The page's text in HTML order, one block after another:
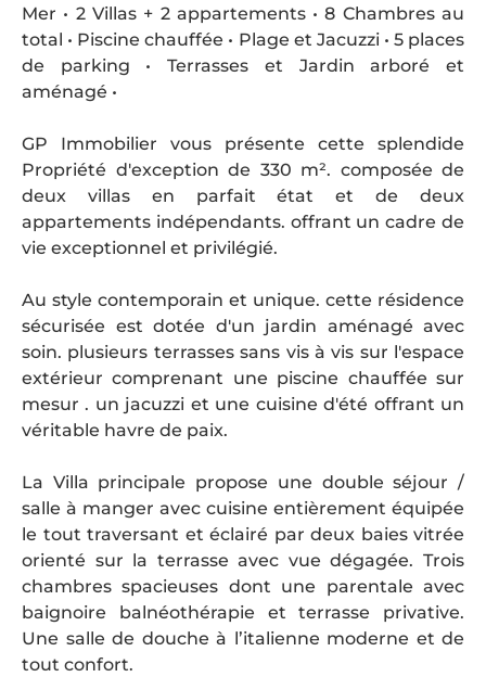
Mer • 2 Villas + 2 appartements • 8 Chambres au
total • Piscine chauffée • Plage et Jacuzzi • 5 places
de parking • Terrasses et Jardin arboré et
aménagé •
GP Immobilier vous présente cette splendide
Propriété d'exception de 330 m². composée de
deux villas en parfait état et de deux
appartements indépendants. offrant un cadre de
vie exceptionnel et privilégié.
Au style contemporain et unique. cette résidence
sécurisée est dotée d'un jardin aménagé avec
soin. plusieurs terrasses sans vis à vis sur l'espace
extérieur comprenant une piscine chauffée sur
mesur . un jacuzzi et une cuisine d'été offrant un
véritable havre de paix.
La Villa principale propose une double séjour /
salle à manger avec cuisine entièrement équipée
le tout traversant et éclairé par deux baies vitrée
orienté sur la terrasse avec vue dégagée. Trois
chambres spacieuses dont une parentale avec
baignoire balnéothérapie et terrasse privative.
Une salle de douche à l’italienne moderne et de
tout confort.